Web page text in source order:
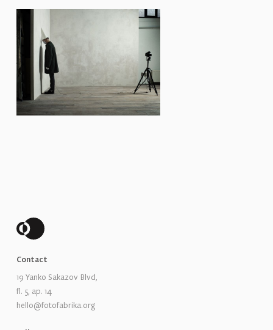
Contact
19 Yanko Sakazov Blvd,
fl. 5, ap. 14
hello@fotofabrika.org